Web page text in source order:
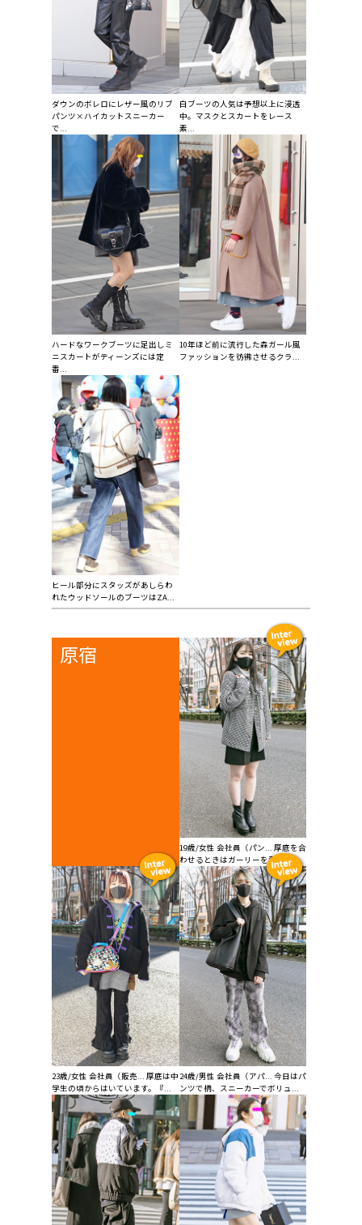
ダウンのボレロにレザー風のリブ
パンツ×ハイカットスニーカー
で...
白ブーツの人気は予想以上に浸透
中。マスクとスカートをレース
素...
ハードなワークブーツに足出しミ
ニスカートがティーンズには定
番...
10年ほど前に流行した森ガール風
ファッションを彷彿させるクラ...
ヒール部分にスタッズがあしらわ
れたウッドソールのブーツはZA...
原宿
19歳/女性 会社員（パン... 厚底を合
わせるときはガーリーを意識し...
23歳/女性 会社員（販売... 厚底は中
学生の頃からはいています。『...
24歳/男性 会社員（アパ... 今日はパ
ンツで柄、スニーカーでボリュ...